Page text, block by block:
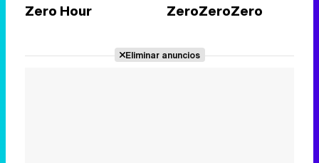
Zero Hour ZeroZeroZero
Eliminar anuncios